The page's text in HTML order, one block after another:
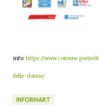
info: https://
delle-donne/
INFORMART